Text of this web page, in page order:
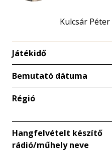
Kulcsár Péter
Játékidő
Bemutató dátuma
Régió
Hangfelvételt készítő
rádió/műhely neve